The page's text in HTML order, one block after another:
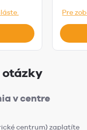
Pre
otázky
v centre
centrum) zaplatíte